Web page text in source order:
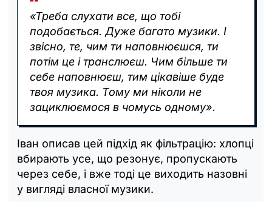
«Треба слухати все, що тобі
подобається. Дуже багато музики. І
звісно, те, чим ти наповнюєшся, ти
потім це і транслюєш. Чим більше ти
себе наповнюєш, тим цікавіше буде
твоя музика. Тому ми ніколи не
зациклюємося в чомусь одному».
Іван описав цей підхід як фільтрацію: хлопці
вбирають усе, що резонує, пропускають
через себе, і вже тоді це виходить назовні
у вигляді власної музики.